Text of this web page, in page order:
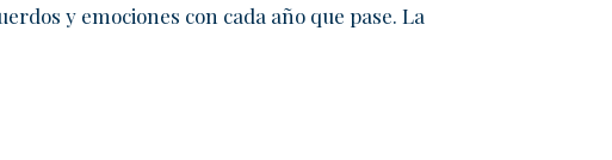
y emociones con cada año que pase. La